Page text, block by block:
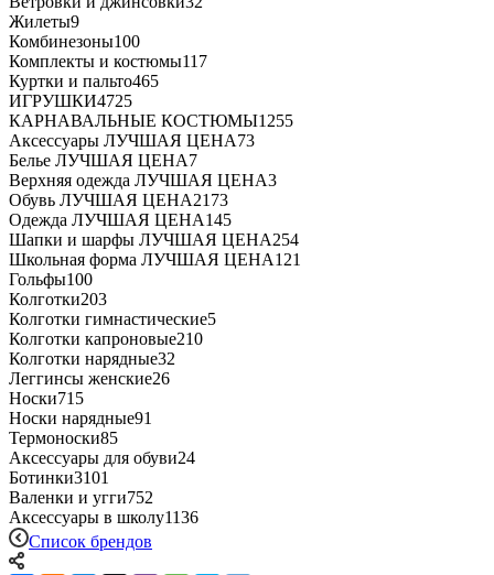
Жилеты9
Комбинезоны100
Комплекты и костюмы117
Куртки и пальто465
ИГРУШКИ4725
КАРНАВАЛЬНЫЕ КОСТЮМЫ1255
Аксессуары ЛУЧШАЯ ЦЕНА73
Белье ЛУЧШАЯ ЦЕНА7
Верхняя одежда ЛУЧШАЯ ЦЕНА3
Обувь ЛУЧШАЯ ЦЕНА2173
Одежда ЛУЧШАЯ ЦЕНА145
Шапки и шарфы ЛУЧШАЯ ЦЕНА254
Школьная форма ЛУЧШАЯ ЦЕНА121
Гольфы100
Колготки203
Колготки гимнастические5
Колготки капроновые210
Колготки нарядные32
Леггинсы женские26
Носки715
Носки нарядные91
Термоноски85
Аксессуары для обуви24
Ботинки3101
Валенки и угги752
Аксессуары в школу1136
Список брендов